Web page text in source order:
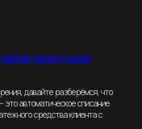
простыми
давайте разберёмся, что
автоматическое списание
средства клиента с